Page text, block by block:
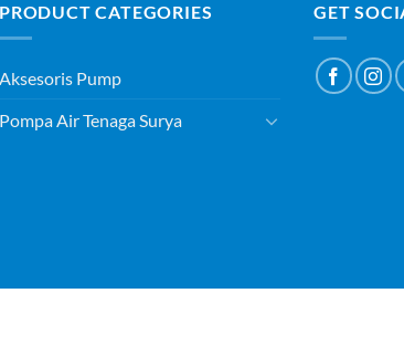
PRODUCT CATEGORIES
Aksesoris Pump
Pompa Air Tenaga Surya
GET